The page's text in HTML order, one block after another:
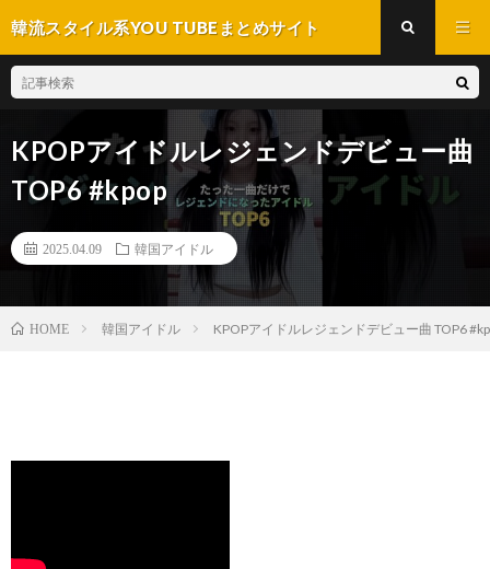
韓流スタイル系YOU TUBEまとめサイト
KPOPアイドルレジェンドデビュー曲
TOP6 #kpop
2025.04.09 韓国アイドル
HOME 韓国アイドル KPOPアイドルレジェンドデビュー曲 TOP6